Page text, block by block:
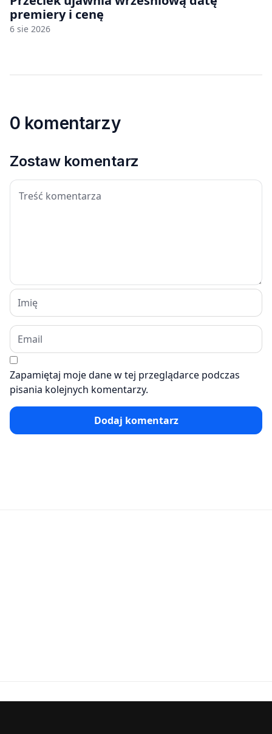
premiery i cenę
6 sie 2026
0 komentarzy
Zostaw komentarz
Zapamiętaj moje dane w tej przeglądarce podczas
pisania kolejnych komentarzy.
Dodaj komentarz